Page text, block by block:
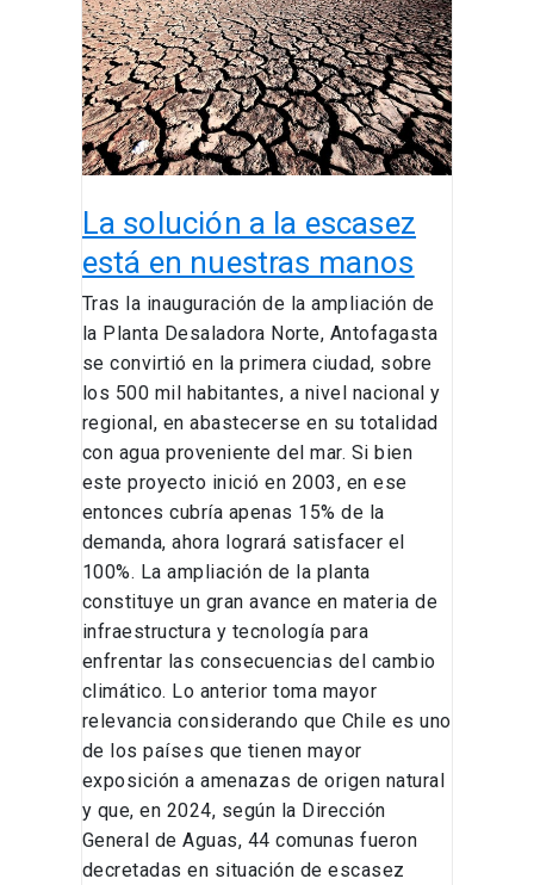
La solución a la escasez
está en nuestras manos
Tras la inauguración de la ampliación de
la Planta Desaladora Norte, Antofagasta
se convirtió en la primera ciudad, sobre
los 500 mil habitantes, a nivel nacional y
regional, en abastecerse en su totalidad
con agua proveniente del mar. Si bien
este proyecto inició en 2003, en ese
entonces cubría apenas 15% de la
demanda, ahora logrará satisfacer el
100%. La ampliación de la planta
constituye un gran avance en materia de
infraestructura y tecnología para
enfrentar las consecuencias del cambio
climático. Lo anterior toma mayor
relevancia considerando que Chile es uno
de los países que tienen mayor
exposición a amenazas de origen natural
y que, en 2024, según la Dirección
General de Aguas, 44 comunas fueron
decretadas en situación de escasez
la
escasez
está
en
nuestras
manos